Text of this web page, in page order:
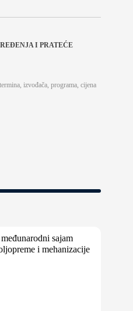
I PRATEĆE
izvođača, programa, cijena